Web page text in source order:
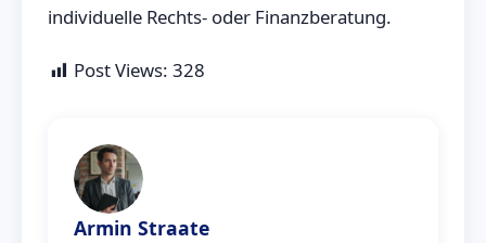
individuelle Rechts- oder Finanzberatung.
Post Views: 328
Armin Straate